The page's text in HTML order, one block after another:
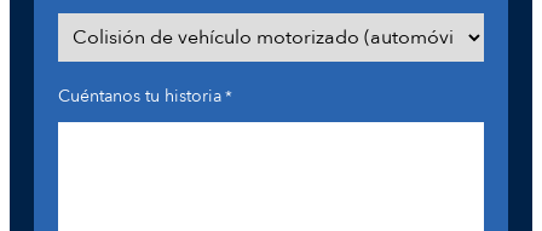
Cuéntanos tu historia*